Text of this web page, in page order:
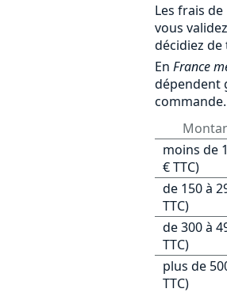
Les frais
vous
décidiez
En France
dépendent
commande.
moins de
€ TTC)
de 150 à
TTC)
de 300 à
TTC)
plus de
TTC)